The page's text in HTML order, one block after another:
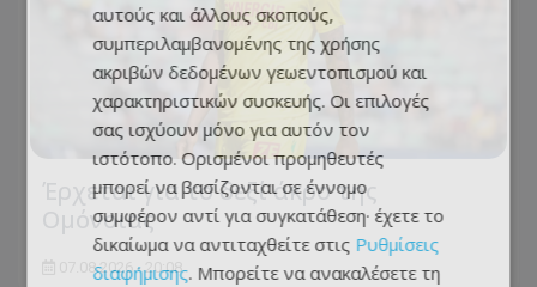
Έρχεται για το δεξί άκρο της
Ομόνοιας
07.08.2026 - 20:08
αυτούς και άλλους σκοπούς,
συμπεριλαμβανομένης της χρήσης
ακριβών δεδομένων γεωεντοπισμού και
χαρακτηριστικών συσκευής. Οι επιλογές
σας ισχύουν μόνο για αυτόν τον
ιστότοπο. Ορισμένοι προμηθευτές
μπορεί να βασίζονται σε έννομο
συμφέρον αντί για συγκατάθεση· έχετε το
δικαίωμα να αντιταχθείτε στις Ρυθμίσεις
διαφήμισης. Μπορείτε να ανακαλέσετε τη